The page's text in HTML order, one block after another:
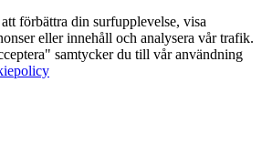
förbättra din surfupplevelse, visa
eller innehåll och analysera vår trafik.
samtycker du till vår användning